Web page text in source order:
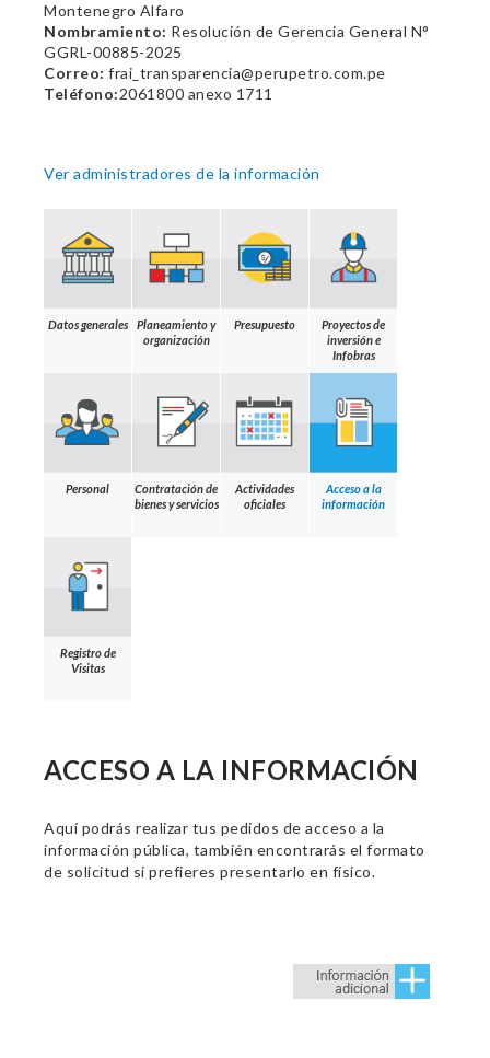
Montenegro Alfaro
Nombramiento: Resolución de Gerencia General N°
GGRL-00885-2025
Correo: frai_transparencia@perupetro.com.pe
Teléfono:2061800 anexo 1711
Ver administradores de la información
Datos generales
Planeamiento y
organización
Presupuesto
Proyectos de
inversión e
Infobras
Personal
Contratación de
bienes y servicios
Actividades
oficiales
Acceso a la
información
Registro de
Visitas
ACCESO A LA INFORMACIÓN
Aquí podrás realizar tus pedidos de acceso a la
información pública, también encontrarás el formato
de solicitud si prefieres presentarlo en físico.